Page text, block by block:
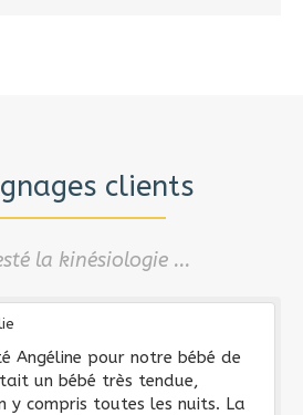
clients
la kinésiologie ...
Angéline pour notre bébé de
un bébé très tendue,
y compris toutes les nuits. La